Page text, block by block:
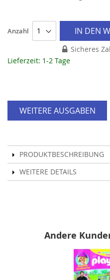
Anzahl IN DEN
Sicheres
Lieferzeit: 1-2 Tage
WEITERE AUSGABEN
PRODUKTBESCHREIBUNG
WEITERE DETAILS
Andere